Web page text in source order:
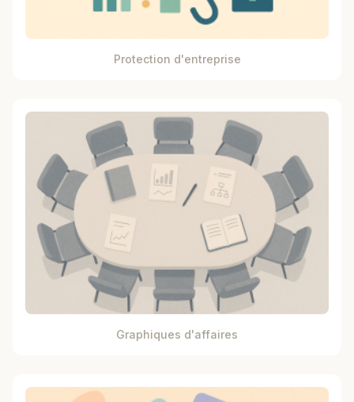
Protection d'entreprise
Graphiques d'affaires